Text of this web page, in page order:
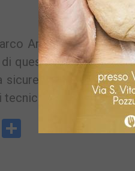
Archeologico dei
questa notte e allo
La
che dovranno
PrintFriendly
Condividi